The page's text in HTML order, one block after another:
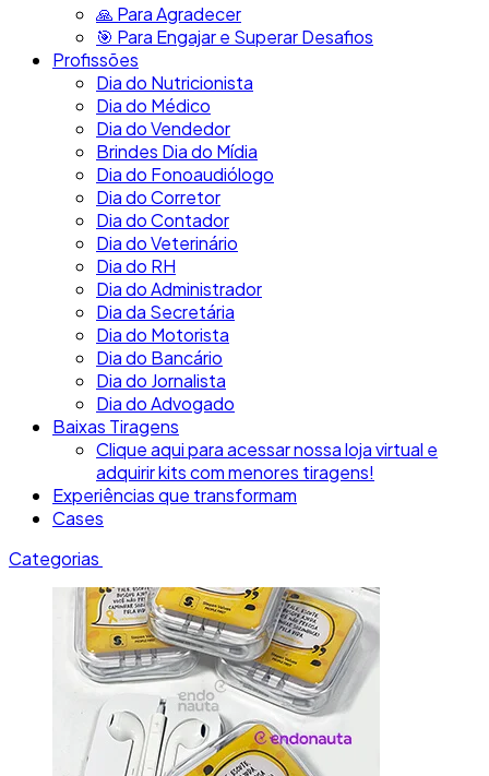
🙏​ Para Agradecer
🎯​ Para Engajar e Superar Desafios
Profissões
Dia do Nutricionista
Dia do Médico
Dia do Vendedor
Brindes Dia do Mídia
Dia do Fonoaudiólogo
Dia do Corretor
Dia do Contador
Dia do Veterinário
Dia do RH
Dia do Administrador
Dia da Secretária
Dia do Motorista
Dia do Bancário
Dia do Jornalista
Dia do Advogado
Baixas Tiragens
Clique aqui para acessar nossa loja virtual e
adquirir kits com menores tiragens!
Experiências que transformam
Cases
Categorias